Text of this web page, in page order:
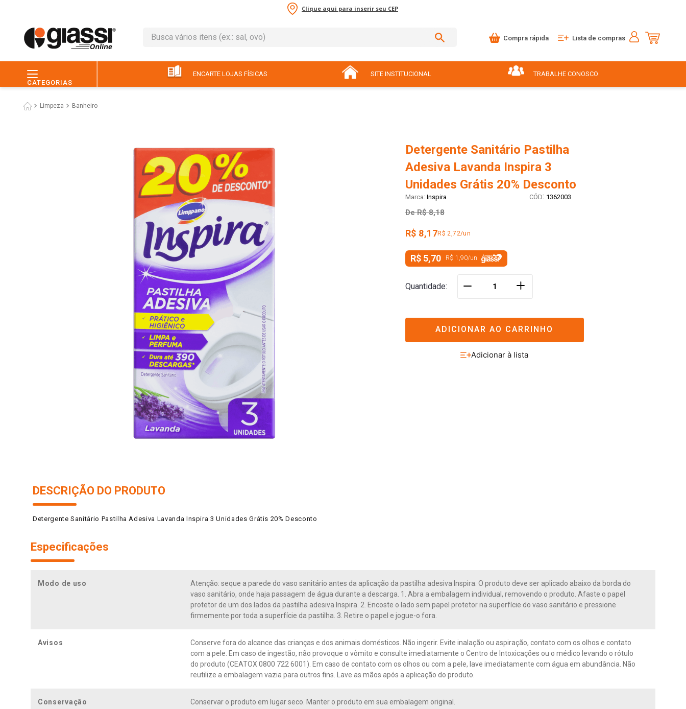
Clique aqui para inserir seu CEP
Busca vários itens (ex.: sal, ovo)
Compra rápida Lista de compras
CATEGORIAS
ENCARTE LOJAS FÍSICAS SITE INSTITUCIONAL TRABALHE CONOSCO
Limpeza Banheiro
Detergente Sanitário Pastilha
Adesiva Lavanda Inspira 3
Unidades Grátis 20% Desconto
Inspira : 1362003
De R$ 8,18
R$ 8,17R$ 2,72/un
R$ 5,70 R$ 1,90/un
Quantidade ＋
ADICIONAR AO CARRINHO
DESCRIÇÃO DO PRODUTO
Detergente Sanitário Pastilha Adesiva Lavanda Inspira 3 Unidades Grátis 20% Desconto
Especificações
Modo de uso
Atenção: seque a parede do vaso sanitário antes da aplicação da pastilha adesiva Inspira. O produto deve ser aplicado abaixo da borda do
vaso sanitário, onde haja passagem de água durante a descarga. 1. Abra a embalagem individual, removendo o produto. Afaste o papel
protetor de um dos lados da pastilha adesiva Inspira. 2. Encoste o lado sem papel protetor na superfície do vaso sanitário e pressione
firmemente por toda a superfície da pastilha. 3. Retire o papel e jogue-o fora.
Avisos
Conserve fora do alcance das crianças e dos animais domésticos. Não ingerir. Evite inalação ou aspiração, contato com os olhos e contato
com a pele. Em caso de ingestão, não provoque o vômito e consulte imediatamente o Centro de Intoxicações ou o médico levando o rótulo
do produto (CEATOX 0800 722 6001). Em caso de contato com os olhos ou com a pele, lave imediatamente com água em abundância. Não
reutilize a embalagem vazia para outros fins. Lave as mãos após a aplicação do produto.
Conservação Conservar o produto em lugar seco. Manter o produto em sua embalagem original.
leite
pão
7 macarrão
8º iogurte
ovo
10 º arroz